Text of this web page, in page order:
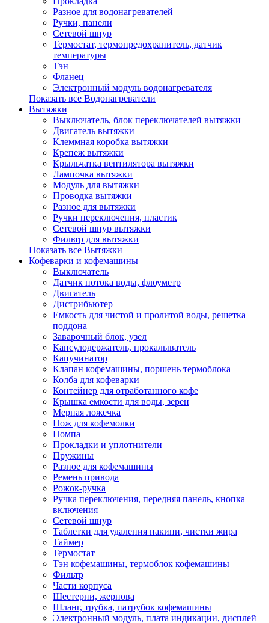
Разное для водонагревателей
Ручки, панели
Сетевой шнур
Термостат, термопредохранитель, датчик
температуры
Тэн
Фланец
Электронный модуль водонагревателя
Показать все Водонагреватели
Вытяжки
Выключатель, блок переключателей вытяжки
Двигатель вытяжки
Клеммная коробка вытяжки
Крепеж вытяжки
Крыльчатка вентилятора вытяжки
Лампочка вытяжки
Модуль для вытяжки
Проводка вытяжки
Разное для вытяжки
Ручки переключения, пластик
Сетевой шнур вытяжки
Фильтр для вытяжки
Показать все Вытяжки
Кофеварки и кофемашины
Выключатель
Датчик потока воды, флоуметр
Двигатель
Дистрибьютер
Емкость для чистой и пролитой воды, решетка
поддона
Заварочный блок, узел
Капсулодержатель, прокалыватель
Капучинатор
Клапан кофемашины, поршень термоблока
Колба для кофеварки
Контейнер для отработанного кофе
Крышка емкости для воды, зерен
Мерная ложечка
Нож для кофемолки
Помпа
Прокладки и уплотнители
Пружины
Разное для кофемашины
Ремень привода
Рожок-ручка
Ручка переключения, передняя панель, кнопка
включения
Сетевой шнур
Таблетки для удаления накипи, чистки жира
Таймер
Термостат
Тэн кофемашины, термоблок кофемашины
Фильтр
Части корпуса
Шестерни, жернова
Шланг, трубка, патрубок кофемашины
Электронный модуль, плата индикации, дисплей